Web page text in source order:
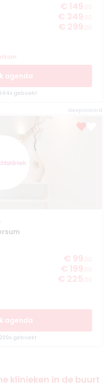
€ 149 ,00
€ 349 ,00
€ 299 ,00
agenda
geboekt
Gesponsord
€ 99 ,00
€ 199 ,00
€ 225 ,00
agenda
geboekt
klinieken in de buurt